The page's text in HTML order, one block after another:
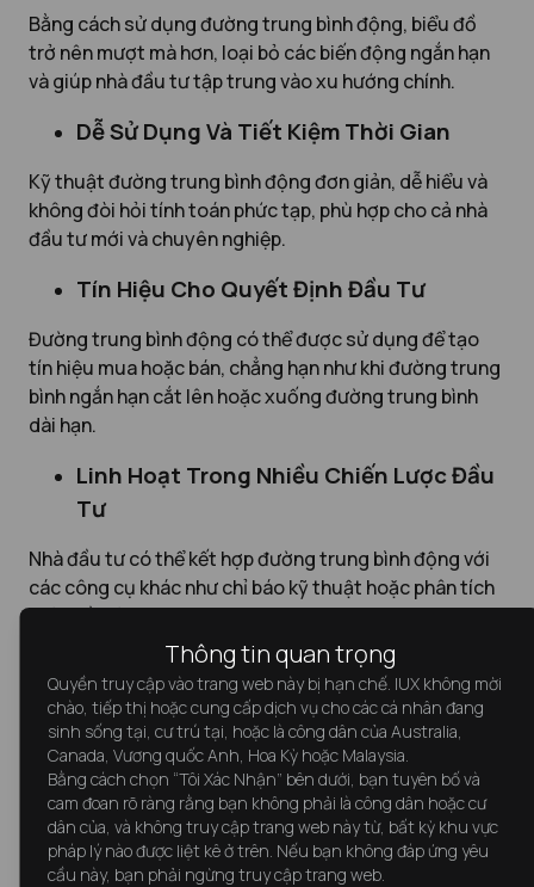
Bằng cách sử dụng đường trung bình động, biểu đồ
trở nên mượt mà hơn, loại bỏ các biến động ngắn hạn
và giúp nhà đầu tư tập trung vào xu hướng chính.
Dễ Sử Dụng Và Tiết Kiệm Thời Gian
Kỹ thuật đường trung bình động đơn giản, dễ hiểu và
không đòi hỏi tính toán phức tạp, phù hợp cho cả nhà
đầu tư mới và chuyên nghiệp.
Tín Hiệu Cho Quyết Định Đầu Tư
Đường trung bình động có thể được sử dụng để tạo
tín hiệu mua hoặc bán, chẳng hạn như khi đường trung
bình ngắn hạn cắt lên hoặc xuống đường trung bình
dài hạn.
Linh Hoạt Trong Nhiều Chiến Lược Đầu
Tư
Nhà đầu tư có thể kết hợp đường trung bình động với
các công cụ khác như chỉ báo kỹ thuật hoặc phân tích
biểu đồ để tăng độ chính xác.
Lưu Ý Khi Sử Dụng Kỹ Thuật
Đường Trung Bình Động
Thông tin quan trọng
Quyền truy cập vào trang web này bị hạn chế. IUX không mời
chào, tiếp thị hoặc cung cấp dịch vụ cho các cá nhân đang
sinh sống tại, cư trú tại, hoặc là công dân của Australia,
Canada, Vương quốc Anh, Hoa Kỳ hoặc Malaysia.
Bằng cách chọn “Tôi Xác Nhận” bên dưới, bạn tuyên bố và
cam đoan rõ ràng rằng bạn không phải là công dân hoặc cư
dân của, và không truy cập trang web này từ, bất kỳ khu vực
pháp lý nào được liệt kê ở trên. Nếu bạn không đáp ứng yêu
cầu này, bạn phải ngừng truy cập trang web.